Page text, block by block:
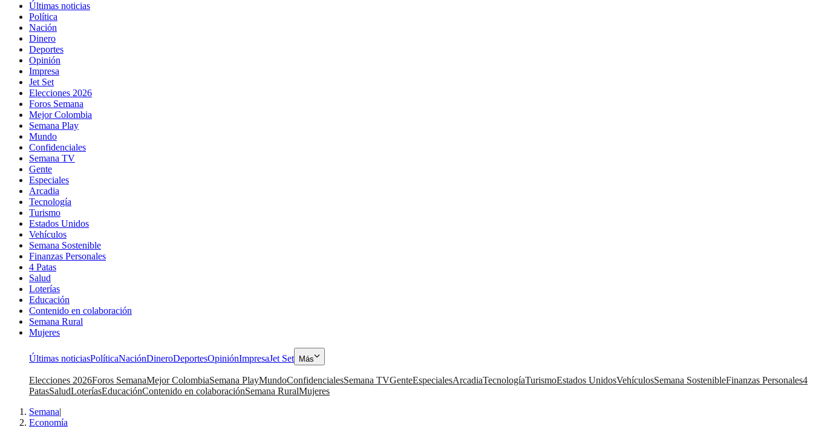
Últimas noticias
Política
Nación
Dinero
Deportes
Opinión
Impresa
Jet Set
Elecciones 2026
Foros Semana
Mejor Colombia
Semana Play
Mundo
Confidenciales
Semana TV
Gente
Especiales
Arcadia
Tecnología
Turismo
Estados Unidos
Vehículos
Semana Sostenible
Finanzas Personales
4 Patas
Salud
Loterías
Educación
Contenido en colaboración
Semana Rural
Mujeres
Últimas noticiasPolíticaNaciónDineroDeportesOpiniónImpresaJet Set Más
Elecciones 2026Foros SemanaMejor ColombiaSemana PlayMundoConfidencialesSemana TVGenteEspecialesArcadiaTecnologíaTurismoEstados UnidosVehículosSemana SostenibleFinanzas Personales4
PatasSaludLoteríasEducaciónContenido en colaboraciónSemana RuralMujeres
Semana|
Economía